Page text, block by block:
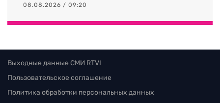
08.08.2026 / 09:20
Выходные данные СМИ RTVI
Пользовательское соглашение
Политика обработки персональных данных